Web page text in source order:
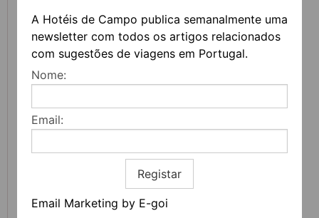
A Hotéis de Campo publica semanalmente uma
newsletter com todos os artigos relacionados
com sugestões de viagens em Portugal.
Nome:
Email:
Registar
Email Marketing by E-goi
FEIRA DO LIVRO DO PORTO REGRESSA COM
MAIS DE 200 ATIVIDADES DEDICADAS À
LITERATURA, MÚSICA E PENSAMENTO